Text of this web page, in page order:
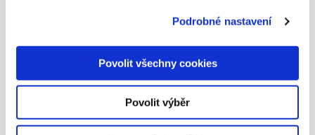
sdílíme se svými partnery pro sociální média, inzerci a
získali v důsledku toho, že používáte jejich služby.
Podrobné nastavení
Povolit všechny cookies
Povolit výběr
pro tvorbu příspěvků. Jmenuje se Layouts a nabízí
řadu tematických rámečků a formátů, které
můžete přidat k fotkám, a vizuálně tak ozvláštnit
vaše posty.